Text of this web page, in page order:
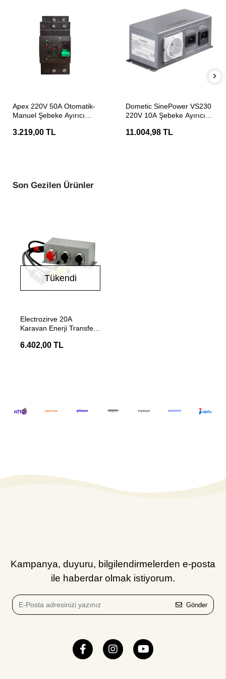
Apex 220V 50A Otomatik-
Manuel Şebeke Ayırıcı
3.219,00 TL
Dometic SinePower VS230
220V 10A Şebeke Ayırıcı
11.004,98 TL
Son Gezilen Ürünler
Tükendi
Electrozirve 20A
Karavan Enerji Transfer
6.402,00 TL
Kampanya, duyuru, bilgilendirmelerden e-posta
ile haberdar olmak istiyorum.
Gönder